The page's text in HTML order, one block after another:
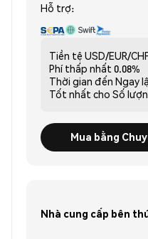
Hỗ trợ:
Tiền tệ USD/EUR/
Phí thấp nhất 0.08%
Thời gian đến Ngay
Tốt nhất cho Số
Mua bằng
Nhà cung cấp bên